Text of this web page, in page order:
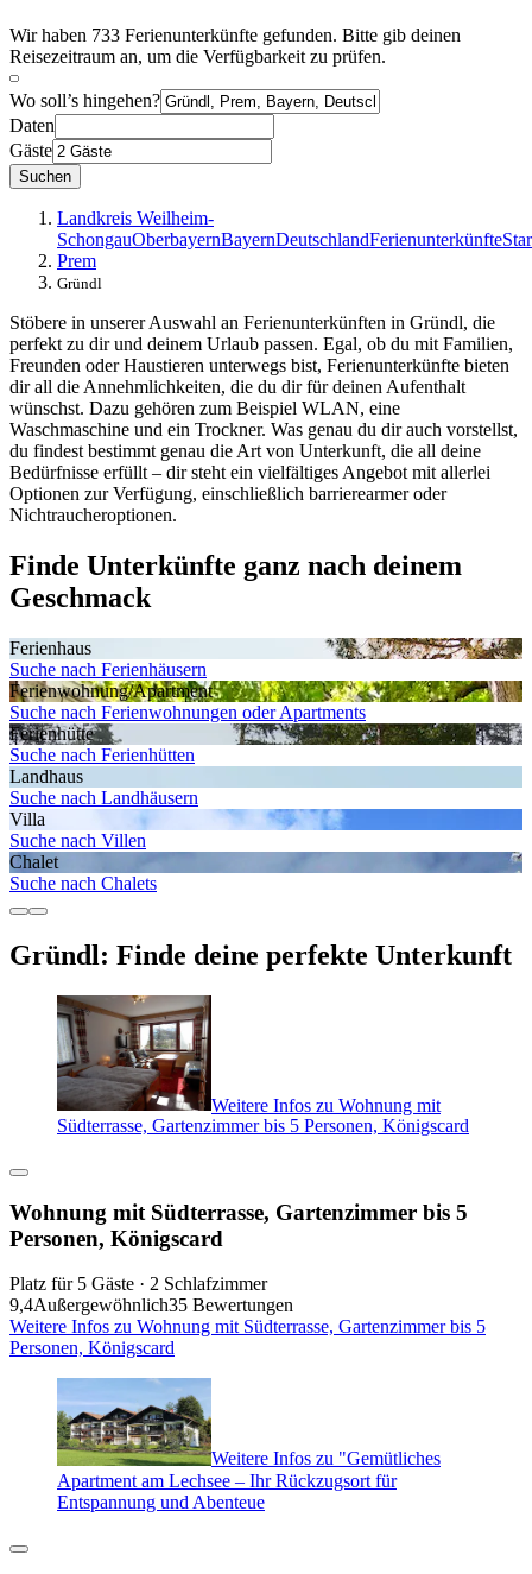
Wir haben 733 Ferienunterkünfte gefunden. Bitte gib deinen
Reisezeitraum an, um die Verfügbarkeit zu prüfen.
Wo soll’s hingehen?
Daten
Gäste
Suchen
Landkreis Weilheim-
SchongauOberbayernBayernDeutschlandFerienunterkünfte
Prem
Gründl
Stöbere in unserer Auswahl an Ferienunterkünften in Gründl, die
perfekt zu dir und deinem Urlaub passen. Egal, ob du mit Familien,
Freunden oder Haustieren unterwegs bist, Ferienunterkünfte bieten
dir all die Annehmlichkeiten, die du dir für deinen Aufenthalt
wünschst. Dazu gehören zum Beispiel WLAN, eine
Waschmaschine und ein Trockner. Was genau du dir auch vorstellst,
du findest bestimmt genau die Art von Unterkunft, die all deine
Bedürfnisse erfüllt – dir steht ein vielfältiges Angebot mit allerlei
Optionen zur Verfügung, einschließlich barrierearmer oder
Nichtraucheroptionen.
Finde Unterkünfte ganz nach deinem
Geschmack
Ferienhaus
Suche nach Ferienhäusern
Ferienwohnung/Apartment
Suche nach Ferienwohnungen oder Apartments
Ferienhütte
Suche nach Ferienhütten
Landhaus
Suche nach Landhäusern
Villa
Suche nach Villen
Chalet
Suche nach Chalets
Gründl: Finde deine perfekte Unterkunft
Weitere Infos zu Wohnung mit
Südterrasse, Gartenzimmer bis 5 Personen, Königscard
Wohnung mit Südterrasse, Gartenzimmer bis 5
Personen, Königscard
Platz für 5 Gäste · 2 Schlafzimmer
9,4Außergewöhnlich35 Bewertungen
Weitere Infos zu Wohnung mit Südterrasse, Gartenzimmer bis 5
Personen, Königscard
Weitere Infos zu "Gemütliches
Apartment am Lechsee – Ihr Rückzugsort für
Entspannung und Abenteue